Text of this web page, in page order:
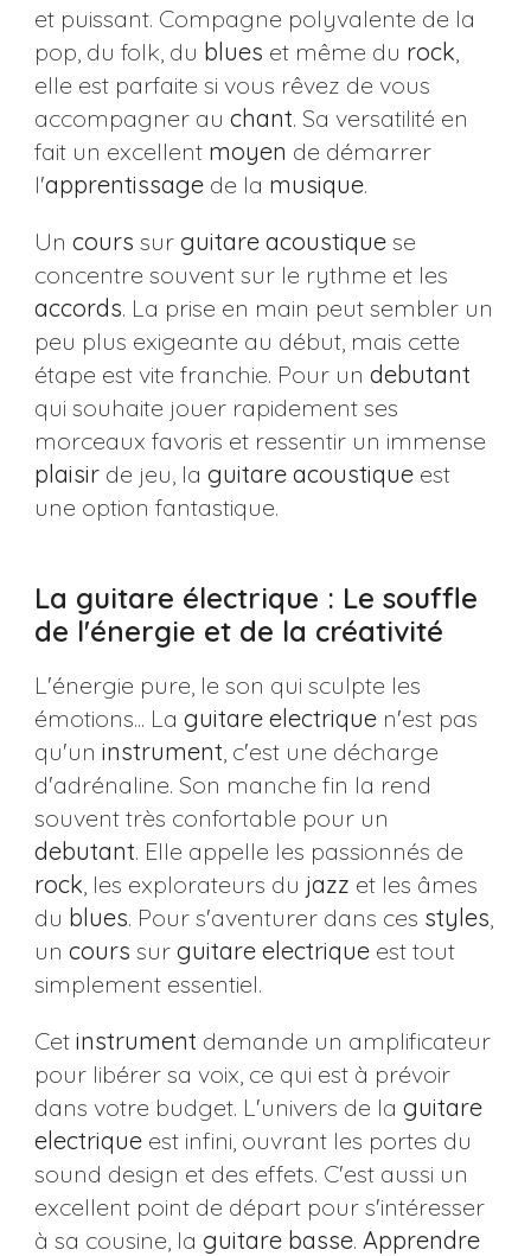
et puissant. Compagne polyvalente de la
pop, du folk, du blues et même du rock
elle est parfaite si vous rêvez de vous
accompagner au chant. Sa versatilité en
fait un excellent moyen de démarrer
l'apprentissagede la musique.
Un cours sur guitare acoustiquese
concentre souvent sur le rythme et les
accords. La prise en main peut sembler un
peu plus exigeante au début, mais cette
étape est vite franchie. Pour un debutant
qui souhaite jouer rapidement ses
morceaux favoris et ressentir un immense
plaisirde jeu, la guitare acoustiqueest
une option fantastique.
La guitare électrique : Le souffle
de l'énergie et de la créativité
L'énergie pure, le son qui sculpte les
émotions... La guitare electriquen'est pas
qu'un instrument , c'est une décharge
d'adrénaline. Son manche fin la rend
souvent très confortable pour un
debutant. Elle appelle les passionnés de
rock , les explorateurs du jazz et les âmes
du blues. Pour s'aventurer dans ces styles
un cours sur guitare electriqueest tout
simplement essentiel.
Cet instrument demande un amplificateur
pour libérer sa voix, ce qui est à prévoir
dans votre budget. L'univers de la guitare
electriqueest infini, ouvrant les portes du
sound design et des effets. C'est aussi un
excellent point de départ pour s'intéresser
à sa cousine, la guitare basse. Apprendre